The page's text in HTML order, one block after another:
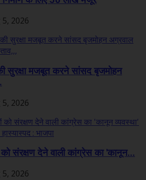
2026
सुरक्षा मजबूत करने सांसद बृजमोहन
2026
को संरक्षण देने वाली कांग्रेस का 'कानून...
2026